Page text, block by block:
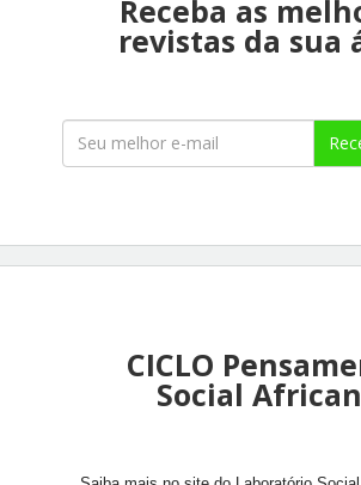
Receba as
revistas da sua
CICLO
Social